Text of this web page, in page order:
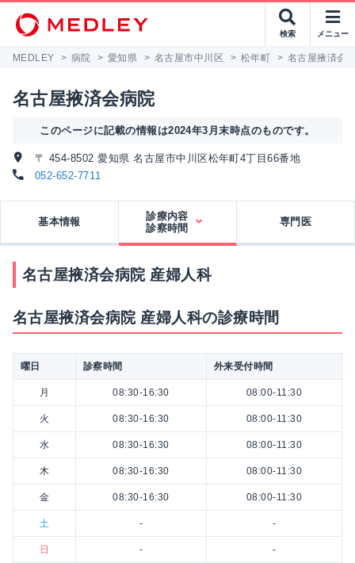
検索 メニュー
MEDLEY > 病院 > 愛知県 > 名古屋市中川区 > 松年町 > 名古屋掖済会
名古屋掖済会病院
このページに記載の情報は2024年3月末時点のものです。
〒 454-8502 愛知県 名古屋市中川区松年町4丁目66番地
052-652-7711
基本情報
診療内容
診察時間
専門医
名古屋掖済会病院 産婦人科
名古屋掖済会病院 産婦人科の診療時間
曜日 診察時間 外来受付時間
月 08:30-16:30 08:00-11:30
火 08:30-16:30 08:00-11:30
水 08:30-16:30 08:00-11:30
木 08:30-16:30 08:00-11:30
金 08:30-16:30 08:00-11:30
土 - -
日 - -